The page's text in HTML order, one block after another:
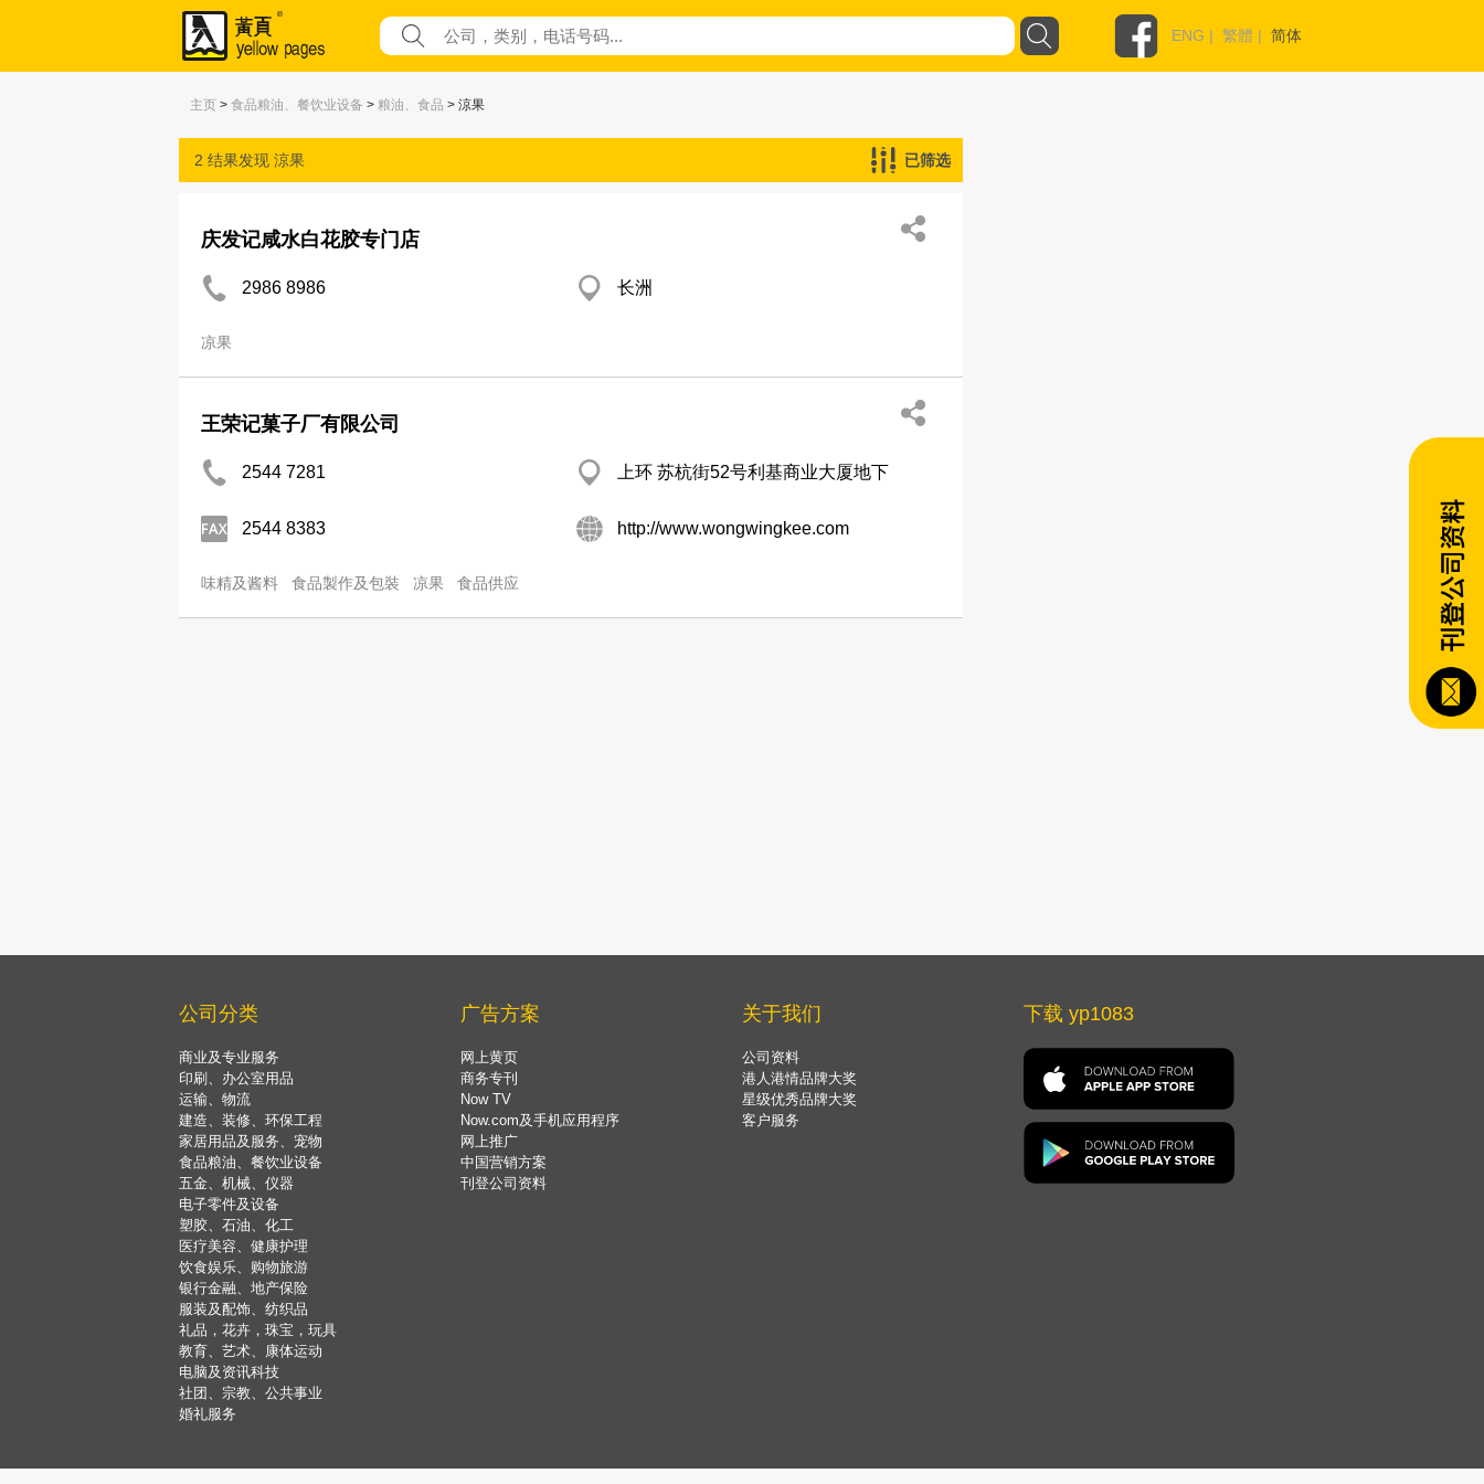
ENG | 繁體 | 简体
主页 > 食品粮油、餐饮业设备 > 粮油、食品 > 涼果
2 结果发现 涼果 已筛选
庆发记咸水白花胶专门店
2986 8986 长洲
凉果
王荣记菓子厂有限公司
2544 7281 上环 苏杭街52号利基商业大厦地下
2544 8383 http://www.wongwingkee.com
味精及酱料 食品製作及包裝 凉果 食品供应
公司分类
商业及专业服务
印刷、办公室用品
运输、物流
建造、装修、环保工程
家居用品及服务、宠物
食品粮油、餐饮业设备
五金、机械、仪器
电子零件及设备
塑胶、石油、化工
医疗美容、健康护理
饮食娱乐、购物旅游
银行金融、地产保险
服装及配饰、纺织品
礼品，花卉，珠宝，玩具
教育、艺术、康体运动
电脑及资讯科技
社团、宗教、公共事业
婚礼服务
广告方案
网上黄页
商务专刊
Now TV
Now.com及手机应用程序
网上推广
中国营销方案
刊登公司资料
关于我们
公司资料
港人港情品牌大奖
星级优秀品牌大奖
客户服务
下载 yp1083